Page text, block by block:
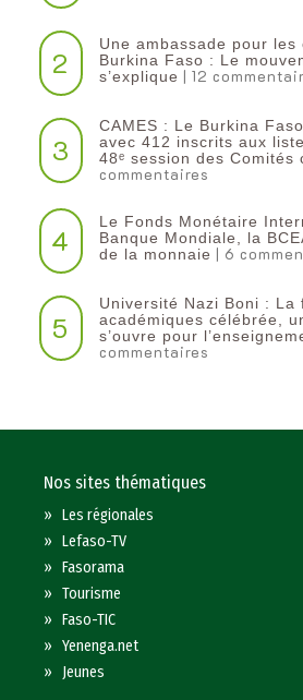
2
Une ambassade pour
Burkina Faso : Le
s’explique | 12
3
CAMES : Le Burkina
avec 412 inscrits aux
48ᵉ session des
commentaires
4
Le Fonds Monétaire
Banque Mondiale, la
de la monnaie | 6
5
Université Nazi Boni : La
académiques célébrée,
s’ouvre pour
commentaires
Nos sites thématiques
»Les régionales
»Lefaso-TV
»Fasorama
»Tourisme
»Faso-TIC
»Yenenga.net
» Jeunes